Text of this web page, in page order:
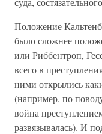
Положение
было сложнее
или Риббентроп,
всего в
ними открылись
(например, по
война
развязывалась). И